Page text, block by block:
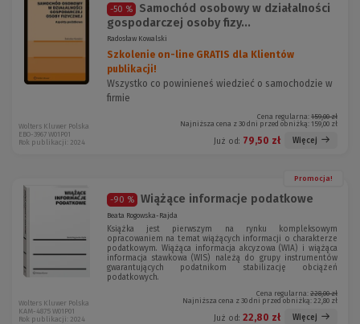
-50 %
Samochód osobowy w działalności
gospodarczej osoby fizy...
Radosław Kowalski
Szkolenie on-line GRATIS dla Klientów
publikacji!
Wszystko co powinieneś wiedzieć o samochodzie w
firmie
Cena regularna: 159,00 zł
Najniższa cena z 30 dni przed obniżką: 159,00 zł
Już od: 79,50 zł Więcej
Wolters Kluwer Polska
EBO-3967 W01P01
Rok publikacji: 2024
Promocja!
-90 % Wiążące informacje podatkowe
Beata Rogowska-Rajda
Książka jest pierwszym na rynku kompleksowym
opracowaniem na temat wiążących informacji o charakterze
podatkowym. Wiążąca informacja akcyzowa (WIA) i wiążąca
informacja stawkowa (WIS) należą do grupy instrumentów
gwarantujących podatnikom stabilizację obciążeń
podatkowych.
Cena regularna: 228,00 zł
Najniższa cena z 30 dni przed obniżką: 22,80 zł
Już od: 22,80 zł Więcej
Wolters Kluwer Polska
KAM-4875 W01P01
Rok publikacji: 2024